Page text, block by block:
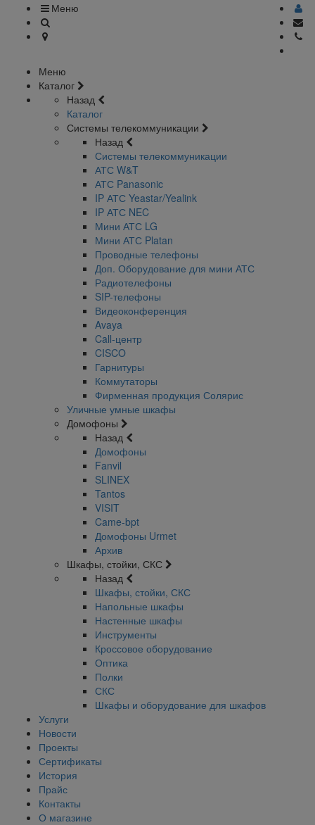
Меню
Меню
Каталог
Назад
Каталог
Системы телекоммуникации
Назад
Системы телекоммуникации
АТС W&T
АТС Panasonic
IP АТС Yeastar/Yealink
IP АТС NEC
Мини АТС LG
Мини АТС Platan
Проводные телефоны
Доп. Оборудование для мини АТС
Радиотелефоны
SIP-телефоны
Видеоконференция
Avaya
Call-центр
CISCO
Гарнитуры
Коммутаторы
Фирменная продукция Солярис
Уличные умные шкафы
Домофоны
Назад
Домофоны
Fanvil
SLINEX
Tantos
VISIT
Came-bpt
Домофоны Urmet
Архив
Шкафы, стойки, СКС
Назад
Шкафы, стойки, СКС
Напольные шкафы
Настенные шкафы
Инструменты
Кроссовое оборудование
Оптика
Полки
СКС
Шкафы и оборудование для шкафов
Услуги
Новости
Проекты
Сертификаты
История
Прайс
Контакты
О магазине